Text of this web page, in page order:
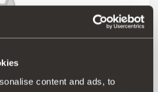
content and ads, to